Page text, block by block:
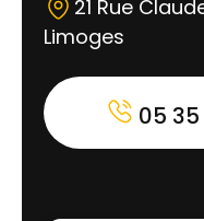
21 Rue
Limoges
05